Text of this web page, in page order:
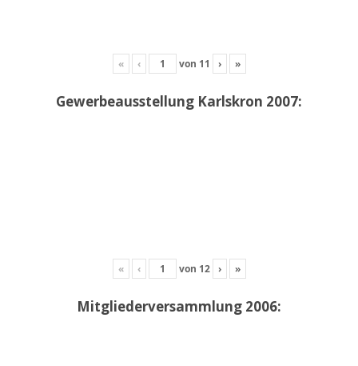
« ‹ von 11 › »
Gewerbeausstellung Karlskron 2007:
« ‹ von 12 › »
Mitgliederversammlung 2006: